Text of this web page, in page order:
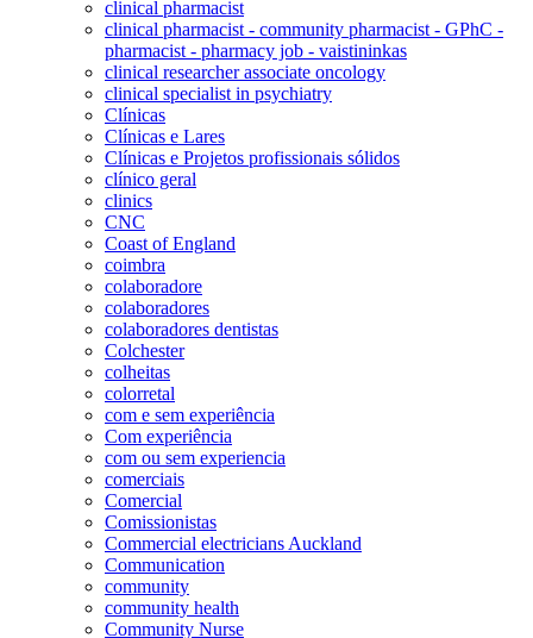
clinical pharmacist
clinical pharmacist - community pharmacist - GPhC -
pharmacist - pharmacy job - vaistininkas
clinical researcher associate oncology
clinical specialist in psychiatry
Clínicas
Clínicas e Lares
Clínicas e Projetos profissionais sólidos
clínico geral
clinics
CNC
Coast of England
coimbra
colaboradore
colaboradores
colaboradores dentistas
Colchester
colheitas
colorretal
com e sem experiência
Com experiência
com ou sem experiencia
comerciais
Comercial
Comissionistas
Commercial electricians Auckland
Communication
community
community health
Community Nurse